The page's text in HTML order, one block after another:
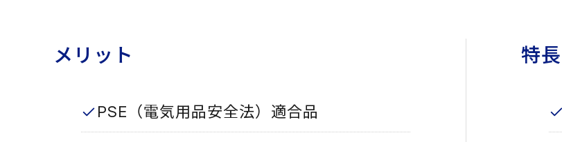
メリット
PSE（電気用品安全法）適合品
特長